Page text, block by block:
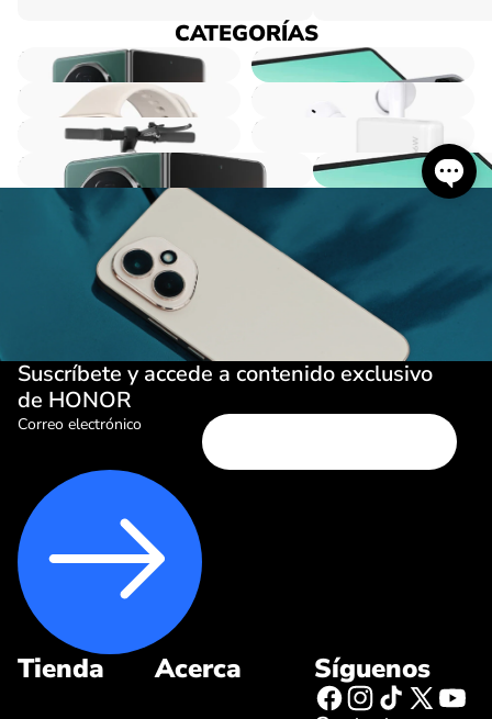
Comparar
CATEGORÍAS
Smartphones
Tablets
Wearables
Audio
Scooters
Accesorios
Smartphones
Tablets
Suscríbete y accede a contenido exclusivo
de HONOR
Correo electrónico
Tienda Acerca Síguenos